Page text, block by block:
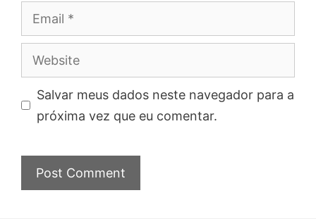
Email
Website
Salvar meus dados neste navegador para a
próxima vez que eu comentar.